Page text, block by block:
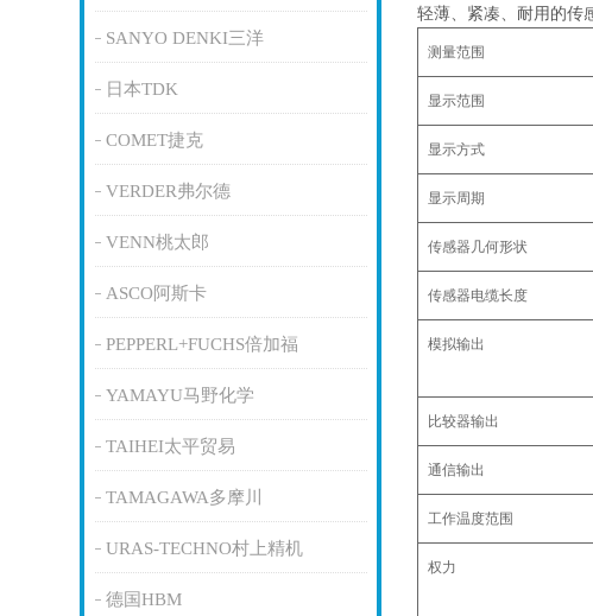
SANYO DENKI三洋
日本TDK
COMET捷克
VERDER弗尔德
VENN桃太郎
ASCO阿斯卡
PEPPERL+FUCHS倍加福
YAMAYU马野化学
TAIHEI太平贸易
TAMAGAWA多摩川
URAS-TECHNO村上精机
德国HBM
轻薄、紧凑、耐用的传
测量范围
显示范围
显示方式
显示周期
传感器几何形状
传感器电缆长度
模拟输出
比较器输出
通信输出
工作温度范围
权力